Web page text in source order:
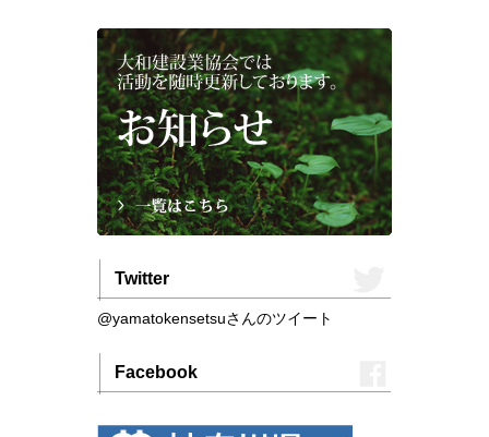
Twitter
@yamatokensetsuさんのツイート
Facebook